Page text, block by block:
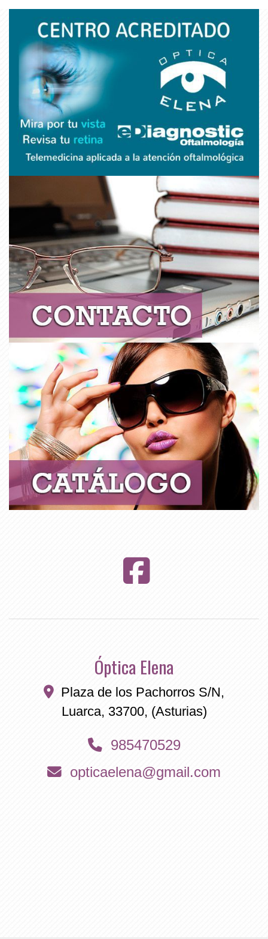
Óptica Elena
Plaza de los Pachorros S/N,
Luarca, 33700, (Asturias)
985470529
opticaelena
gmail.com